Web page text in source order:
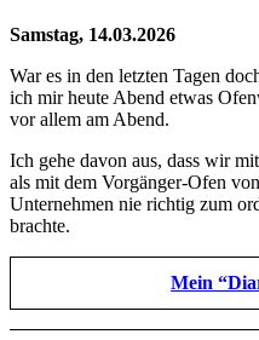
Samstag, 14.03.2026
War es in den letzten Tagen
ich mir heute Abend etwas
vor allem am Abend.
Ich gehe davon aus, dass wir
als mit dem Vorgänger-Ofen von
Unternehmen nie richtig zum
brachte.
Mein